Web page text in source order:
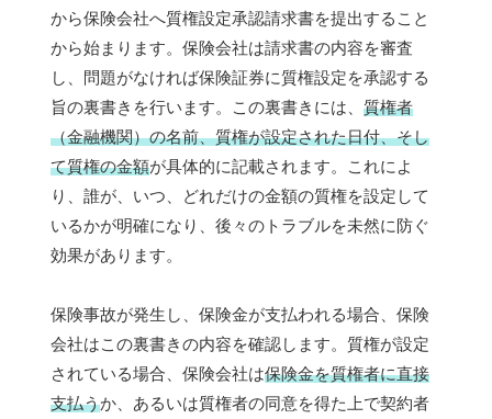
から保険会社へ質権設定承認請求書を提出すること
から始まります。保険会社は請求書の内容を審査
し、問題がなければ保険証券に質権設定を承認する
旨の裏書きを行います。この裏書きには、 質権者
（金融機関）の名前、質権が設定された日付、そし
て質権の金額が具体的に記載されます。これによ
り、誰が、いつ、どれだけの金額の質権を設定して
いるかが明確になり、後々のトラブルを未然に防ぐ
効果があります。
保険事故が発生し、保険金が支払われる場合、保険
会社はこの裏書きの内容を確認します。質権が設定
されている場合、保険会社は保険金を質権者に直接
支払うか、あるいは質権者の同意を得た上で契約者